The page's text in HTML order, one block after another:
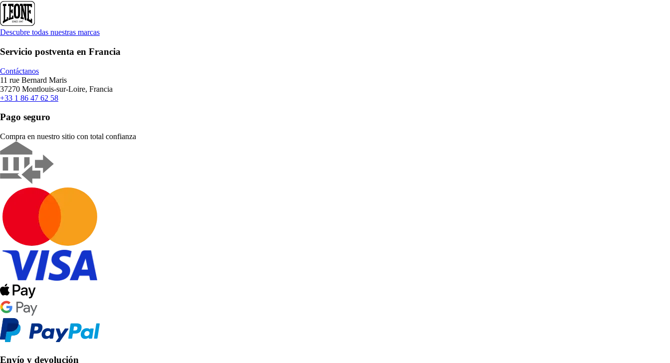
Descubre todas nuestras marcas
Servicio postventa en Francia
Contáctanos
11 rue Bernard Maris
37270 Montlouis-sur-Loire, Francia
+33 1 86 47 62 58
Pago seguro
Compra en nuestro sitio con total confianza
Envío y devolución